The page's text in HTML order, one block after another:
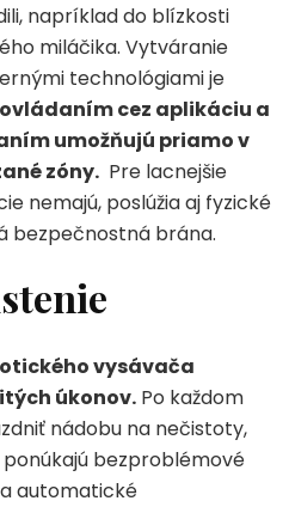
napríklad do blízkosti
miláčika. Vytváranie
technológiami je
cez aplikáciu a
umožňujú priamo v
zóny. Pre lacnejšie
nemajú, poslúžia aj fyzické
bezpečnostná brána.
vysávača
úkonov. Po každom
nádobu na nečistoty,
bezproblémové
automatické